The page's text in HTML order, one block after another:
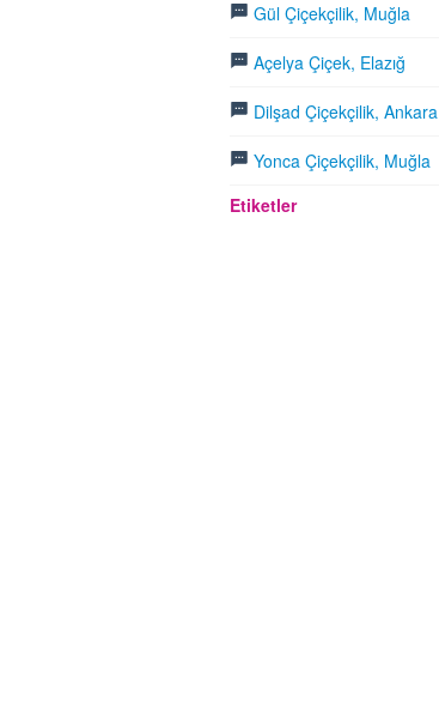
Gül Çiçekçilik, Muğla
Açelya Çiçek, Elazığ
Dilşad Çiçekçilik, Ankara
Yonca Çiçekçilik, Muğla
Etiketler